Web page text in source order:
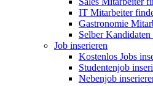
IT Mitarbeiter
Gastronomie
Selber Kandidaten
Job inserieren
Kostenlos Jobs
Studentenjob
Nebenjob